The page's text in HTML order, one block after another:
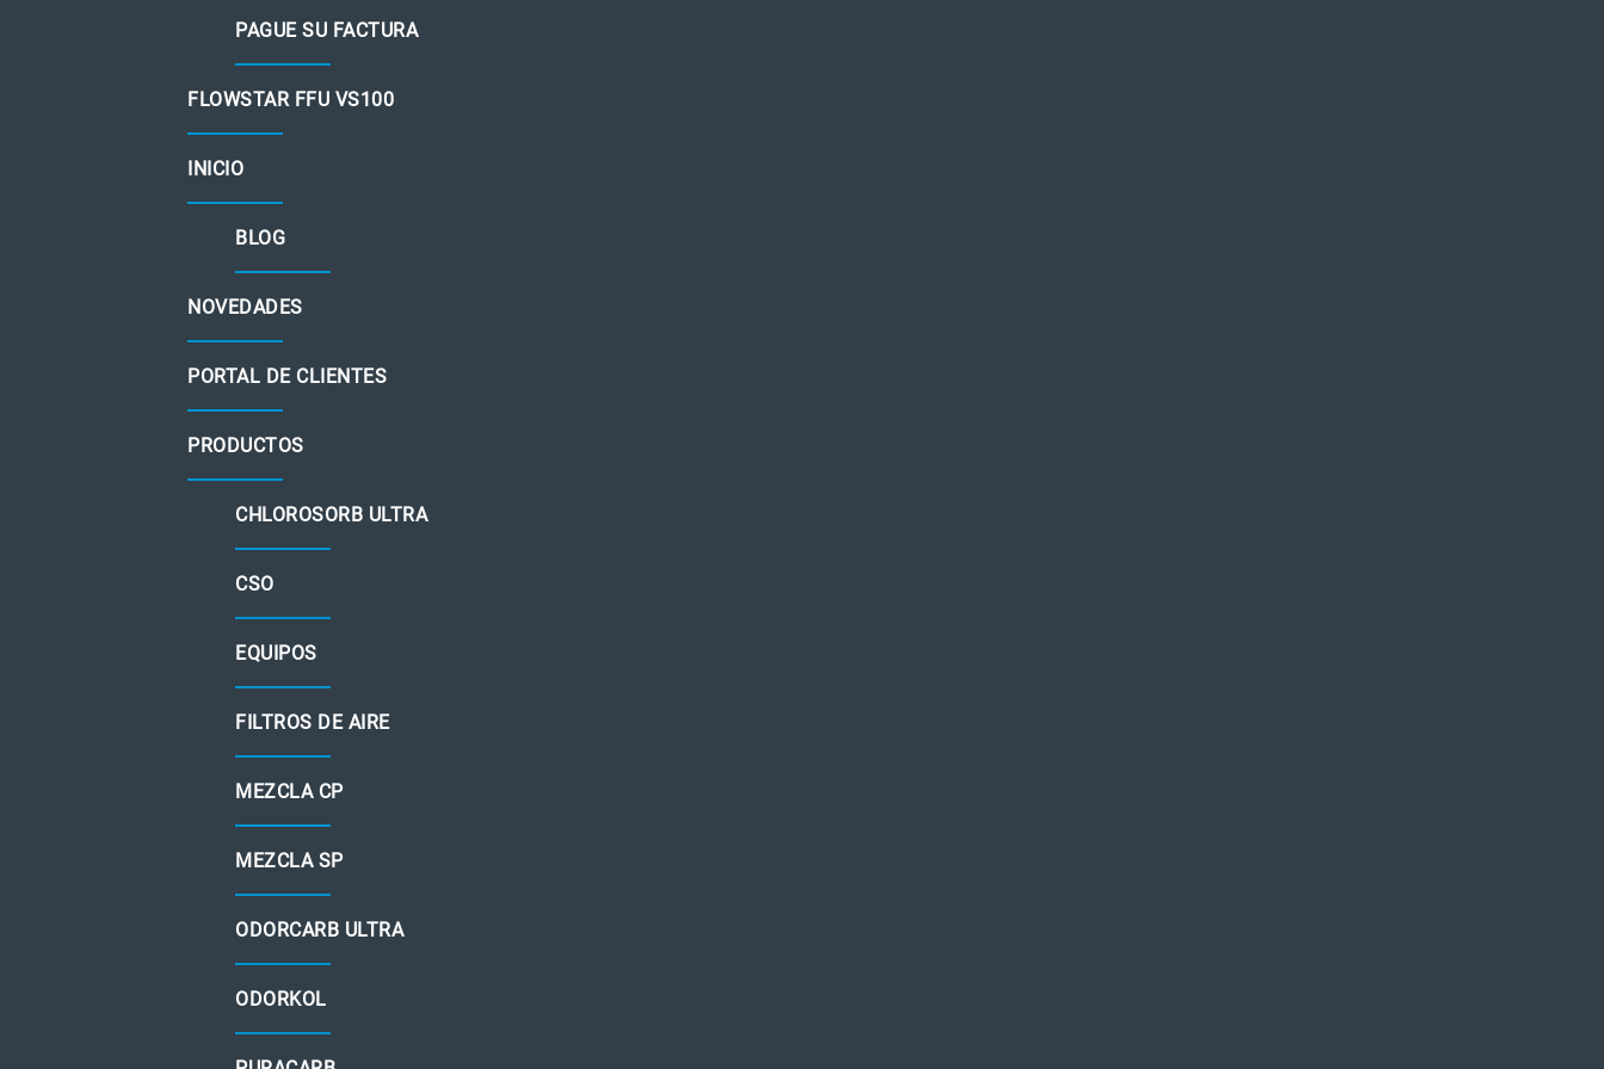
PAGUE SU FACTURA
FLOWSTAR FFU VS100
INICIO
BLOG
NOVEDADES
PORTAL DE CLIENTES
PRODUCTOS
CHLOROSORB ULTRA
CSO
EQUIPOS
FILTROS DE AIRE
MEZCLA CP
MEZCLA SP
ODORCARB ULTRA
ODORKOL